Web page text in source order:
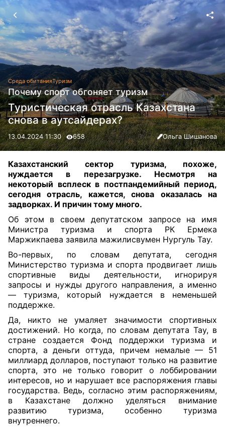
Среда обитанияТуризм
Почему спорт обгоняет туризм
Туристическая отрасль Казахстана
снова в аутсайдерах?
13.04.2024 11:30 658 Ольга Шишанова
Казахстанский сектор туризма, похоже,
нуждается в перезагрузке. Несмотря на
некоторый всплеск в постпандемийный период,
сегодня отрасль, кажется, снова оказалась на
задворках. И причин тому много.
Об этом в своем депутатском запросе на имя
Министра туризма и спорта РК Ермека
Маржикпаева заявила мажилисвумен Нургуль Тау.
Во-первых, по словам депутата, сегодня
Министерство туризма и спорта продвигает лишь
спортивные виды деятельности, игнорируя
запросы и нужды другого направления, а именно
— туризма, который нуждается в неменьшей
поддержке.
Да, никто не умаляет значимости спортивных
достижений. Но когда, по словам депутата Тау, в
стране создается Фонд поддержки туризма и
спорта, а деньги оттуда, причем немалые — 51
миллиард долларов, поступают только на развитие
спорта, это не только говорит о лоббировании
интересов, но и нарушает все распоряжения главы
государства. Ведь, cогласно этим распоряжениям,
в Казахстане должно уделяться внимание
развитию туризма, особенно туризма
внутреннего.